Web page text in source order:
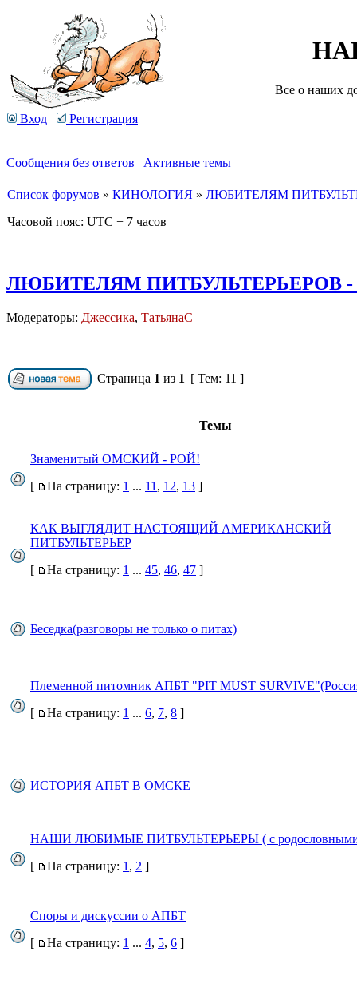
Все о наших
Вход Регистрация
Сообщения без ответов | Активные темы
Список форумов » КИНОЛОГИЯ » ЛЮБИТЕЛЯМ
Часовой пояс: UTC + 7 часов
ЛЮБИТЕЛЯМ ПИТБУЛЬТЕРЬЕРОВ
Модераторы: Джессика, ТатьянаC
Страница 1 из 1 [ Тем: 11 ]
Темы
Знаменитый ОМСКИЙ - РОЙ!
[
На страницу: 1 ... 11 , 12, 13 ]
КАК ВЫГЛЯДИТ НАСТОЯЩИЙ АМЕРИКАНСКИЙ
ПИТБУЛЬТЕРЬЕР
[
На страницу: 1 ... 45, 46, 47 ]
Беседка(разговоры не только о питах)
Племенной питомник АПБТ "PIT MUST
[
На страницу: 1 ... 6, 7, 8 ]
ИСТОРИЯ АПБТ В ОМСКЕ
НАШИ ЛЮБИМЫЕ ПИТБУЛЬТЕРЬЕРЫ ( с
[
На страницу: 1 , 2 ]
Споры и дискуссии о АПБТ
[
На страницу: 1 ... 4, 5, 6 ]